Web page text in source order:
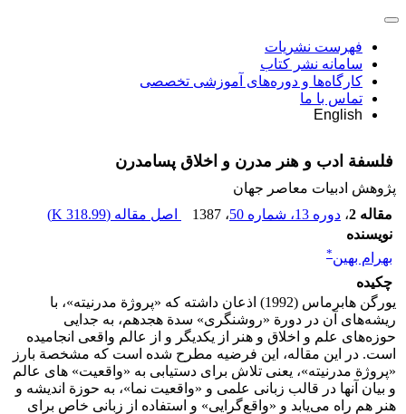
فهرست نشریات
سامانه نشر کتاب
کارگاه‌ها و دوره‌های آموزشی تخصصی
تماس با ما
English
فلسفة ادب و هنر مدرن و اخلاق پسامدرن
پژوهش ادبیات معاصر جهان
مقاله 2
، دوره 13، شماره 50 ، 1387 اصل مقاله (318.99 K
)
نویسنده
بهرام بهین*
چکیده
یورگن هابرماس (1992) اذعان داشته که «پروژة مدرنیته»، با
ریشه‌های آن در دورة «روشنگری» سدة هجدهم، به جدایی
حوزه‌های علم و اخلاق و هنر از یکدیگر و از عالم واقعی انجامیده
است. در این مقاله، این فرضیه مطرح شده است که مشخصة بارز
«پروژة مدرنیته»، یعنی تلاش برای دستیابی به «واقعیت» های عالم
و بیان آنها در قالب زبانی علمی و «واقعیت نما»، به حوزة اندیشه و
هنر هم راه می‌یابد و «واقع‌گرایی» و استفاده از زبانی خاص برای